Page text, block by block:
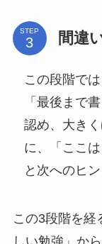
STEP 間違
この段階で
「最後まで
認め、大き
に、「ここ
と次へのヒ
この3段階を経
しい勉強」か